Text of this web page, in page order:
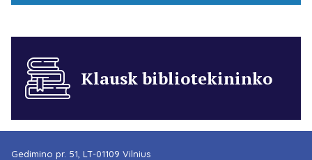
Klausk bibliotekininko
Gedimino pr. 51, LT-01109 Vilnius